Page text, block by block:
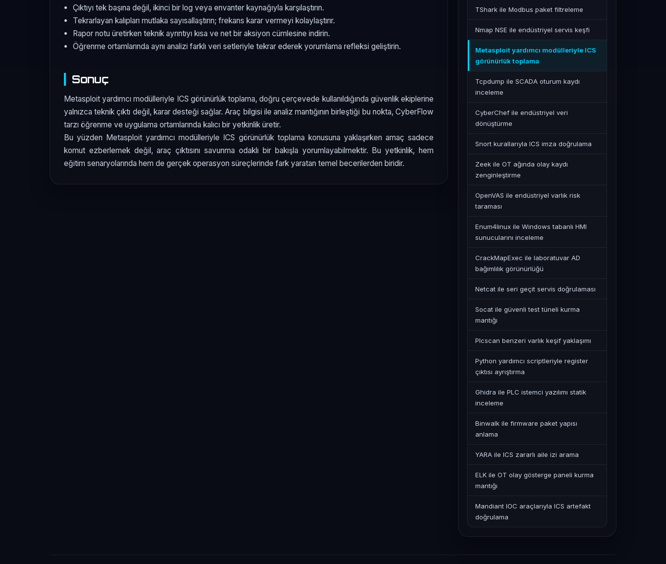
Çıktıyı tek başına değil, ikinci bir log veya envanter kaynağıyla karşılaştırın.
Tekrarlayan kalıpları mutlaka sayısallaştırın; frekans karar vermeyi kolaylaştırır.
Rapor notu üretirken teknik ayrıntıyı kısa ve net bir aksiyon cümlesine indirin.
Öğrenme ortamlarında aynı analizi farklı veri setleriyle tekrar ederek yorumlama refleksi geliştirin.
Sonuç
Metasploit yardımcı modülleriyle ICS görünürlük toplama, doğru çerçevede kullanıldığında güvenlik ekiplerine
yalnızca teknik çıktı değil, karar desteği sağlar. Araç bilgisi ile analiz mantığının birleştiği bu nokta, CyberFlow
tarzı öğrenme ve uygulama ortamlarında kalıcı bir yetkinlik üretir.
Bu yüzden Metasploit yardımcı modülleriyle ICS görünürlük toplama konusuna yaklaşırken amaç sadece
komut ezberlemek değil, araç çıktısını savunma odaklı bir bakışla yorumlayabilmektir. Bu yetkinlik, hem
eğitim senaryolarında hem de gerçek operasyon süreçlerinde fark yaratan temel becerilerden biridir.
TShark ile Modbus paket filtreleme
Nmap NSE ile endüstriyel servis keşfi
Metasploit yardımcı modülleriyle ICS
görünürlük toplama
Tcpdump ile SCADA oturum kaydı
inceleme
CyberChef ile endüstriyel veri
dönüştürme
Snort kurallarıyla ICS imza doğrulama
Zeek ile OT ağında olay kaydı
zenginleştirme
OpenVAS ile endüstriyel varlık risk
taraması
Enum4linux ile Windows tabanlı HMI
sunucularını inceleme
CrackMapExec ile laboratuvar AD
bağımlılık görünürlüğü
Netcat ile seri geçit servis doğrulaması
Socat ile güvenli test tüneli kurma
mantığı
Plcscan benzeri varlık keşif yaklaşımı
Python yardımcı scriptleriyle register
çıktısı ayrıştırma
Ghidra ile PLC istemci yazılımı statik
inceleme
Binwalk ile firmware paket yapısı
anlama
YARA ile ICS zararlı aile izi arama
ELK ile OT olay gösterge paneli kurma
mantığı
Mandiant IOC araçlarıyla ICS artefakt
doğrulama